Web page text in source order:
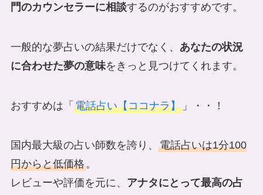
門のカウンセラーに相談するのがおすすめです。
一般的な夢占いの結果だけでなく、 あなたの状況
に合わせた夢の意味をきっと見つけてくれます。
おすすめは「 電話占い【ココナラ】」・・！
国内最大級の占い師数を誇り、 電話占いは1分100
円からと低価格。
レビューや評価を元に、 アナタにとって最高の占